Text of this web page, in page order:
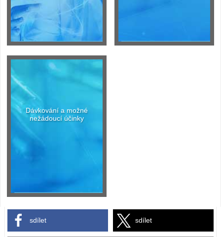
Dávkování a možné
nežádoucí účinky
sdílet sdílet